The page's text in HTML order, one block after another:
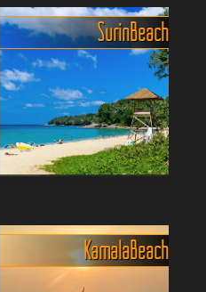
Mai Khao Beach, gelegen in
Phukets Nordwesten, ist ein
eher unberührtes und
bezauberndes Ziel für
Strandliebhaber. Entlang der
Nordwestküste der Insel...
Strandperle
Surin Beach ist einer dieser
Strände, an denen man
Surin Beach
Kamala Beach